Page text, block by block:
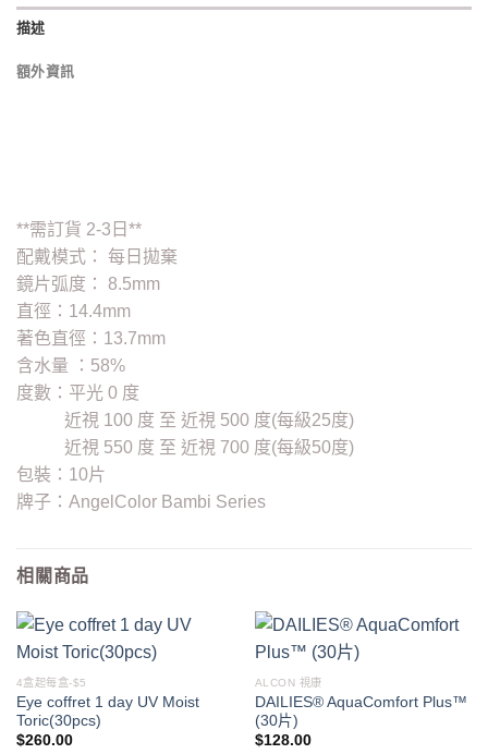
描述
額外資訊
**需訂貨 2-3日**
配戴模式： 每日拋棄
鏡片弧度： 8.5mm
直徑：14.4mm
著色直徑：13.7mm
含水量 ：58%
度數：平光 0 度
近視 100 度 至 近視 500 度(每級25度)
近視 550 度 至 近視 700 度(每級50度)
包裝：10片
牌子：AngelColor Bambi Series
相關商品
4盒起每盒-$5
Eye coffret 1 day UV Moist
Toric(30pcs)
$260.00
ALCON 視康
DAILIES® AquaComfort Plus™
(30片)
$128.00